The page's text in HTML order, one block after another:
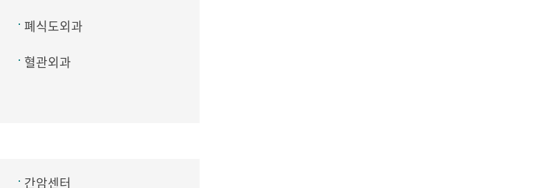
폐식도외과
혈관외과
간암센터